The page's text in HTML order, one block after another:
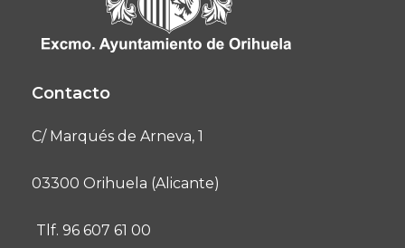
Contacto
C/ Marqués de Arneva, 1
03300 Orihuela (Alicante)
Tlf. 96 607 61 00